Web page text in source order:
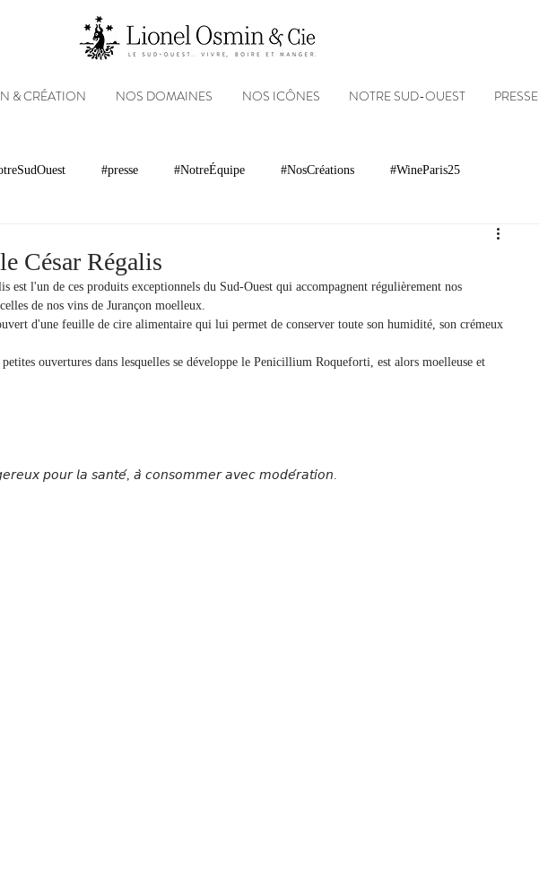
& CRÉATION NOS DOMAINES NOS ICÔNES NOTRE SUD-OUEST PRESSE
#presse #NotreÉquipe #NosCréations #WineParis25
Clients
sociaux Patrimoine
César Régalis
est l'un de ces produits exceptionnels du Sud-Ouest qui accompagnent régulièrement nos
de nos vins de Jurançon moelleux.
d'une feuille de cire alimentaire qui lui permet de conserver toute son humidité, son crémeux
petites ouvertures dans lesquelles se développe le Penicillium Roqueforti, est alors moelleuse et
𝘱𝘰𝘶𝘳 𝘭𝘢 𝘴𝘢𝘯𝘵𝘦́, 𝘢̀ 𝘤𝘰𝘯𝘴𝘰𝘮𝘮𝘦𝘳 𝘢𝘷𝘦𝘤 𝘮𝘰𝘥𝘦́𝘳𝘢𝘵𝘪𝘰𝘯.